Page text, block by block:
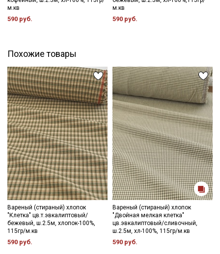
м.кв
590 руб.
м.кв
590 руб.
Похожие товары
Вареный (стираный) хлопок
"Клетка" цв.т.эвкалиптовый/
бежевый, ш.2.5м, хлопок-100%,
115гр/м.кв
590 руб.
Вареный (стираный) хлопок
"Двойная мелкая клетка"
цв.эвкалиптовый/сливочный,
ш.2.5м, хл-100%, 115гр/м.кв
590 руб.
Секретная рассылка от Купава
Мы публикуем здесь дополнительные
промокоды и скидки до 30% на узкие
категории тканей
Электронная почта
Подписаться
Политикой обработки персональных
данных
Согласие на обработку персональных